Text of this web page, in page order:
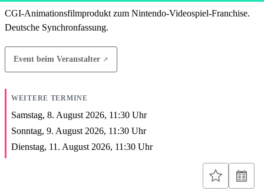
CGI-Animationsfilmprodukt zum Nintendo-Videospiel-Franchise.
Deutsche Synchronfassung.
Event beim Veranstalter
WEITERE TERMINE
Samstag, 8. August 2026, 11:30 Uhr
Sonntag, 9. August 2026, 11:30 Uhr
Dienstag, 11. August 2026, 11:30 Uhr